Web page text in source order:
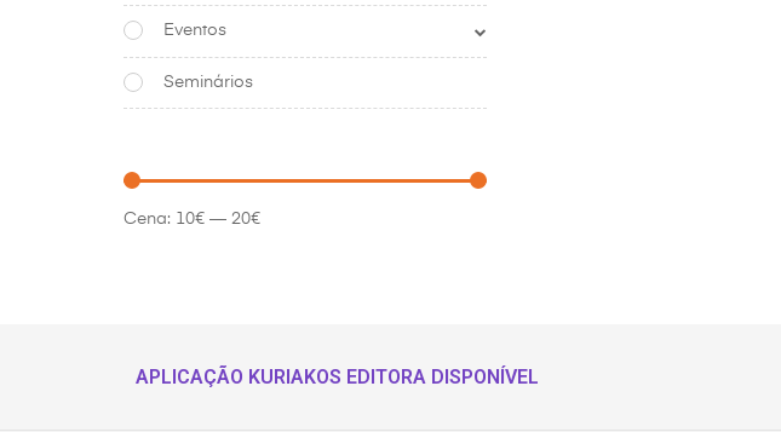
Eventos
Seminários
Cena: 10€ — 20€
APLICAÇÃO KURIAKOS EDITORA DISPONÍVEL